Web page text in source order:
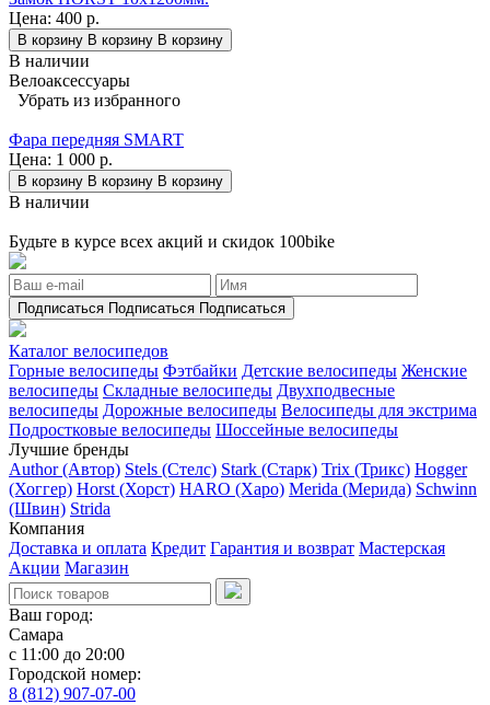
Цена: 400 р.
В корзину В корзину В корзину
В наличии
Велоаксессуары
Убрать из избранного
Фара передняя SMART
Цена: 1 000 р.
В корзину В корзину В корзину
В наличии
Будьте в курсе всех акций и скидок 100bike
Подписаться Подписаться Подписаться
Каталог велосипедов
Горные велосипеды Фэтбайки Детские велосипеды Женские
велосипеды Складные велосипеды Двухподвесные
велосипеды Дорожные велосипеды Велосипеды для экстрима
Подростковые велосипеды Шоссейные велосипеды
Лучшие бренды
Author (Автор) Stels (Стелс) Stark (Старк) Trix (Трикс) Hogger
(Хоггер) Horst (Хорст) HARO (Харо) Merida (Мерида) Schwinn
(Швин) Strida
Компания
Доставка и оплата Кредит Гарантия и возврат Мастерская
Акции Магазин
Ваш город:
Самара
с 11:00 до 20:00
Городской номер:
8 (812) 907-07-00